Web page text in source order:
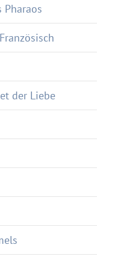
Pharaos
der Liebe